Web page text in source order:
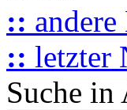
::
:: letzter
Suche